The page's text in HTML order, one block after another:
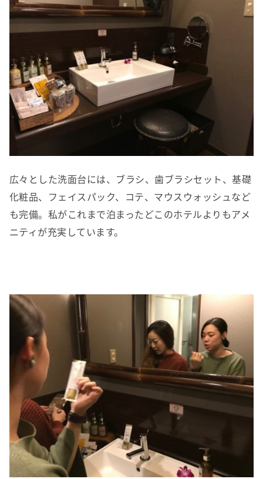
広々とした洗面台には、ブラシ、歯ブラシセット、基礎
化粧品、フェイスパック、コテ、マウスウォッシュなど
も完備。私がこれまで泊まったどこのホテルよりもアメ
ニティが充実しています。